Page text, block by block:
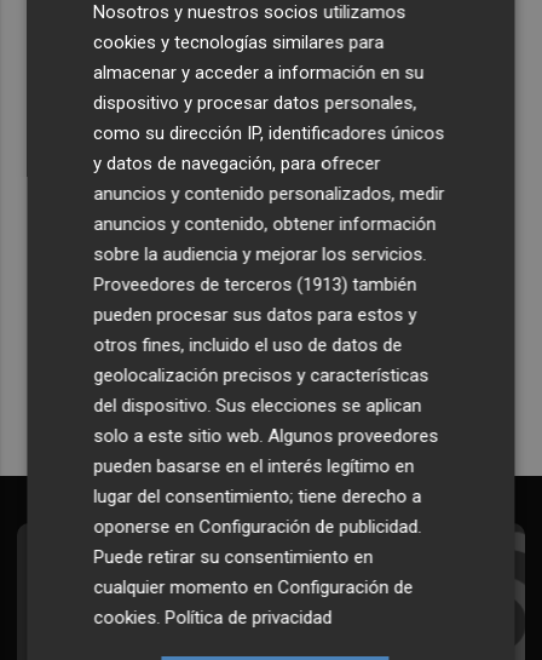
queremos ver en la Liga”
Ocho helicópteros, un avión y más de 100 brigadas se
movilizan en Moratalla por un incendio forestal
Recibe toda la actualidad de
Plaza Podcast en tu correo
Quiero suscribirme
Suscríbete al Boletín
Todos los días a primera hora en tu email
Nosotros y nuestros socios utilizamos
cookies y tecnologías similares para
almacenar y acceder a información en su
dispositivo y procesar datos personales,
como su dirección IP, identificadores únicos
y datos de navegación, para ofrecer
anuncios y contenido personalizados, medir
anuncios y contenido, obtener información
sobre la audiencia y mejorar los servicios.
Proveedores de terceros (1913) también
pueden procesar sus datos para estos y
otros fines, incluido el uso de datos de
geolocalización precisos y características
del dispositivo. Sus elecciones se aplican
solo a este sitio web. Algunos proveedores
pueden basarse en el interés legítimo en
lugar del consentimiento; tiene derecho a
oponerse enConfiguración de publicidad.
Puede retirar su consentimiento en
cualquier momento enConfiguración de
cookies.Política de privacidad